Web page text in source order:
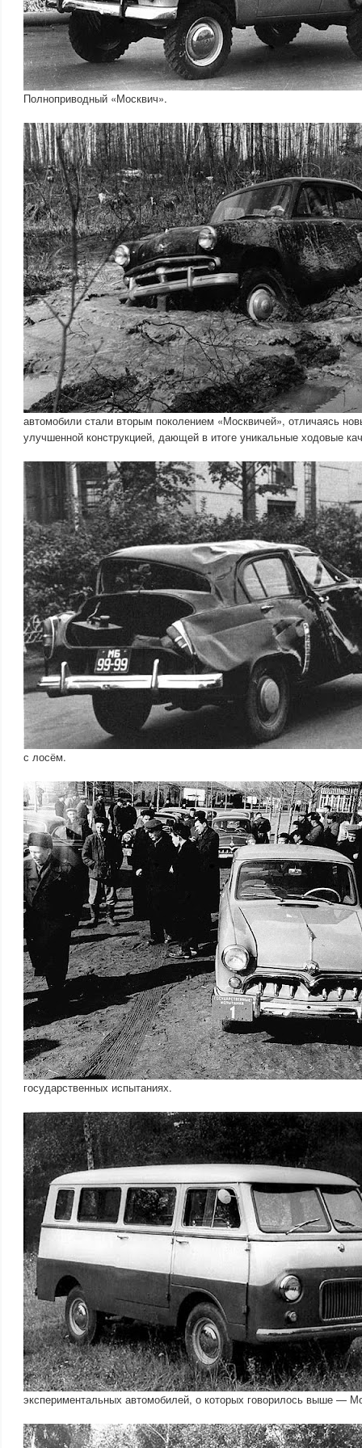
Полноприводный «Москвич».
автомобили стали вторым поколением «Москвичей», отличаясь
улучшенной конструкцией, дающей в итоге уникальные ходовые
с лосём.
государственных испытаниях.
экспериментальных автомобилей, о которых говорилось выше —